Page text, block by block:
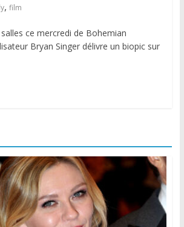
, film
ce mercredi de Bohemian
Bryan Singer délivre un biopic sur